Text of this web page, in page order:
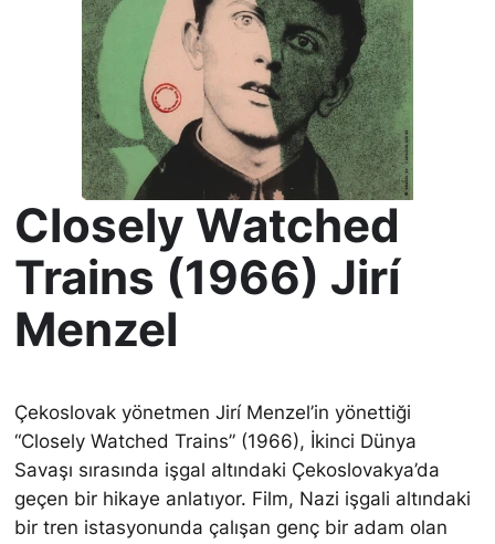
Closely Watched
Trains (1966) Jirí
Menzel
Çekoslovak yönetmen Jirí Menzel’in yönettiği
“Closely Watched Trains” (1966), İkinci Dünya
Savaşı sırasında işgal altındaki Çekoslovakya’da
geçen bir hikaye anlatıyor. Film, Nazi işgali altındaki
bir tren istasyonunda çalışan genç bir adam olan